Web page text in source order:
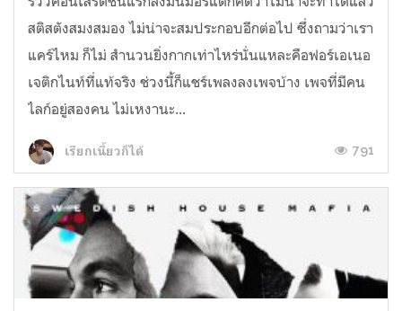
สติสตังสมงสมอง ไม่น่าจะสมประกอบอีกต่อไป ซึ่งถามว่าเรา
แคร์ไหม ก็ไม่ สำนวนยิ่งกากเท่าไหร่นั่นแหละคือฟอร์เอเนอ
เจติกไนท์ที่แท้จริง ช่วงนี้ก็แชร์เพลงลงเพจบ้าง เพจที่มีคน
ไลก์อยู่สองคน ไม่เหงานะ...
เรียกเนี้ยวก็ได้ 791